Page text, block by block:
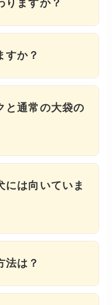
りますか？
すか？
と通常の大袋の
には向いていま
法は？